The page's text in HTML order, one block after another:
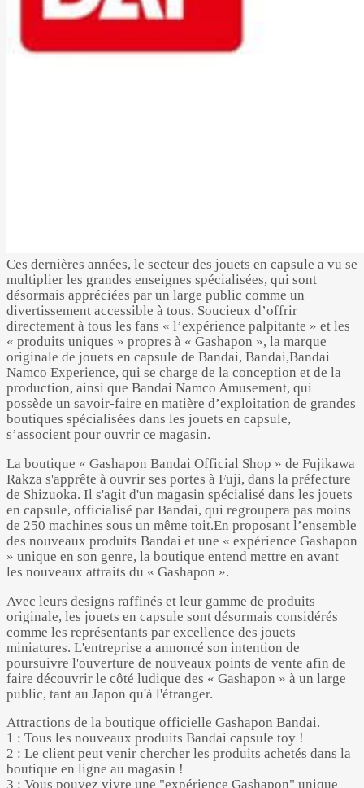
Ces dernières années, le secteur des jouets en capsule a vu se
multiplier les grandes enseignes spécialisées, qui sont
désormais appréciées par un large public comme un
divertissement accessible à tous. Soucieux d’offrir
directement à tous les fans « l’expérience palpitante » et les
« produits uniques » propres à « Gashapon », la marque
originale de jouets en capsule de Bandai, Bandai,Bandai
Namco Experience, qui se charge de la conception et de la
production, ainsi que Bandai Namco Amusement, qui
possède un savoir-faire en matière d’exploitation de grandes
boutiques spécialisées dans les jouets en capsule,
s’associent pour ouvrir ce magasin.
La boutique « Gashapon Bandai Official Shop » de Fujikawa
Rakza s'apprête à ouvrir ses portes à Fuji, dans la préfecture
de Shizuoka. Il s'agit d'un magasin spécialisé dans les jouets
en capsule, officialisé par Bandai, qui regroupera pas moins
de 250 machines sous un même toit.En proposant l’ensemble
des nouveaux produits Bandai et une « expérience Gashapon
» unique en son genre, la boutique entend mettre en avant
les nouveaux attraits du « Gashapon ».
Avec leurs designs raffinés et leur gamme de produits
originale, les jouets en capsule sont désormais considérés
comme les représentants par excellence des jouets
miniatures. L'entreprise a annoncé son intention de
poursuivre l'ouverture de nouveaux points de vente afin de
faire découvrir le côté ludique des « Gashapon » à un large
public, tant au Japon qu'à l'étranger.
Attractions de la boutique officielle Gashapon Bandai.
1 : Tous les nouveaux produits Bandai capsule toy !
2 : Le client peut venir chercher les produits achetés dans la
boutique en ligne au magasin !
3 : Vous pouvez vivre une "expérience Gashapon" unique